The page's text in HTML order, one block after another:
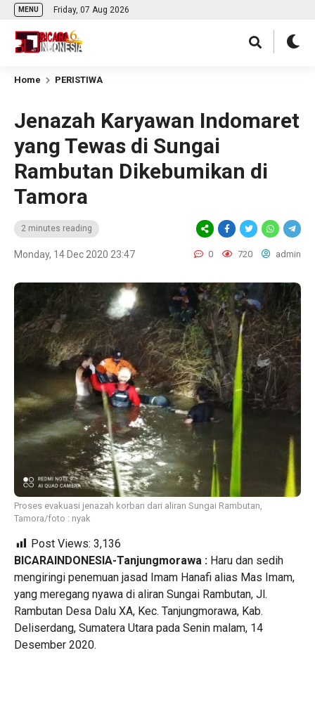
MENU Friday, 07 Aug 2026
Home PERISTIWA
Jenazah Karyawan Indomaret
yang Tewas di Sungai
Rambutan Dikebumikan di
Tamora
2 minutes reading
Monday, 14 Dec 2020 23:47 0 720 admin
Proses evakuasi jenazah korban dari aliran Sungai Rambutan,
Tamora/foto : nyak
Post Views: 3,136
BICARAINDONESIA-Tanjungmorawa : Haru dan sedih
mengiringi penemuan jasad Imam Hanafi alias Mas Imam,
yang meregang nyawa di aliran Sungai Rambutan, Jl.
Rambutan Desa Dalu XA, Kec. Tanjungmorawa, Kab.
Deliserdang, Sumatera Utara pada Senin malam, 14
Desember 2020.